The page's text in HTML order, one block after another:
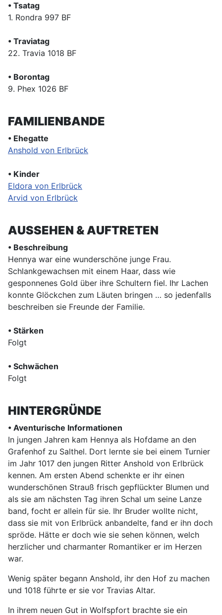
• Tsatag
1. Rondra 997 BF
• Traviatag
22. Travia 1018 BF
• Borontag
9. Phex 1026 BF
FAMILIENBANDE
• Ehegatte
Anshold von Erlbrück
• Kinder
Eldora von Erlbrück
Arvid von Erlbrück
AUSSEHEN & AUFTRETEN
• Beschreibung
Hennya war eine wunderschöne junge Frau.
Schlankgewachsen mit einem Haar, dass wie
gesponnenes Gold über ihre Schultern fiel. Ihr Lachen
konnte Glöckchen zum Läuten bringen … so jedenfalls
beschreiben sie Freunde der Familie.
• Stärken
Folgt
• Schwächen
Folgt
HINTERGRÜNDE
• Aventurische Informationen
In jungen Jahren kam Hennya als Hofdame an den
Grafenhof zu Salthel. Dort lernte sie bei einem Turnier
im Jahr 1017 den jungen Ritter Anshold von Erlbrück
kennen. Am ersten Abend schenkte er ihr einen
wunderschönen Strauß frisch gepflückter Blumen und
als sie am nächsten Tag ihren Schal um seine Lanze
band, focht er allein für sie. Ihr Bruder wollte nicht,
dass sie mit von Erlbrück anbandelte, fand er ihn doch
spröde. Hätte er doch wie sie sehen können, welch
herzlicher und charmanter Romantiker er im Herzen
war.
Wenig später begann Anshold, ihr den Hof zu machen
und 1018 führte er sie vor Travias Altar.
In ihrem neuen Gut in Wolfspfort brachte sie ein